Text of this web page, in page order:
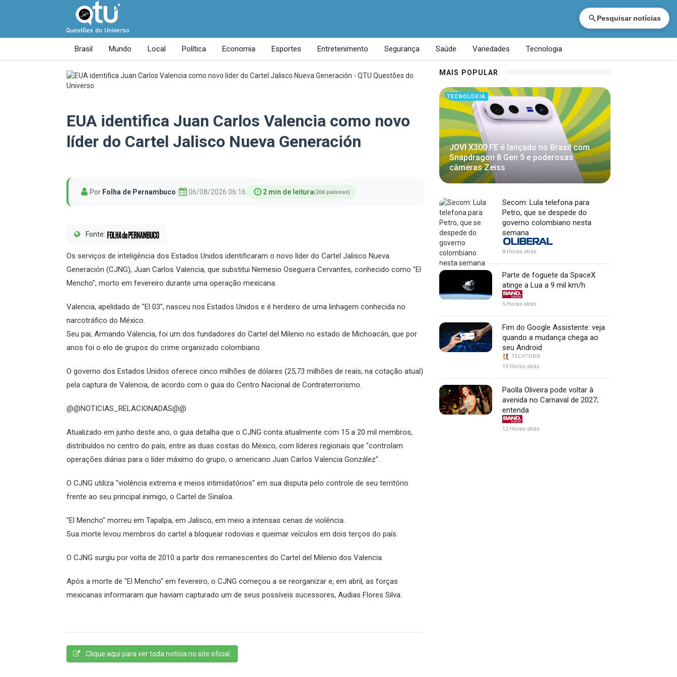
Pesquisar notícias
Brasil Mundo Local Política Economia Esportes Entretenimento Segurança Saúde Variedades Tecnologia
EUA identifica Juan Carlos Valencia como novo
líder do Cartel Jalisco Nueva Generación
Por Folha de Pernambuco 06/08/2026 06:16 2 min de leitura(266 palavras)
Fonte:
Os serviços de inteligência dos Estados Unidos identificaram o novo líder do Cartel Jalisco Nueva
Generación (CJNG), Juan Carlos Valencia, que substitui Nemesio Oseguera Cervantes, conhecido como "El
Mencho", morto em fevereiro durante uma operação mexicana.
Valencia, apelidado de "El 03", nasceu nos Estados Unidos e é herdeiro de uma linhagem conhecida no
narcotráfico do México.
Seu pai, Armando Valencia, foi um dos fundadores do Cartel del Milenio no estado de Michoacán, que por
anos foi o elo de grupos do crime organizado colombiano.
O governo dos Estados Unidos oferece cinco milhões de dólares (25,73 milhões de reais, na cotação atual)
pela captura de Valencia, de acordo com o guia do Centro Nacional de Contraterrorismo.
@@NOTICIAS_RELACIONADAS@@
Atualizado em junho deste ano, o guia detalha que o CJNG conta atualmente com 15 a 20 mil membros,
distribuídos no centro do país, entre as duas costas do México, com líderes regionais que "controlam
operações diárias para o líder máximo do grupo, o americano Juan Carlos Valencia González".
O CJNG utiliza "violência extrema e meios intimidatórios" em sua disputa pelo controle de seu território
frente ao seu principal inimigo, o Cartel de Sinaloa.
"El Mencho" morreu em Tapalpa, em Jalisco, em meio a intensas cenas de violência.
Sua morte levou membros do cartel a bloquear rodovias e queimar veículos em dois terços do país.
O CJNG surgiu por volta de 2010 a partir dos remanescentes do Cartel del Milenio dos Valencia.
Após a morte de "El Mencho" em fevereiro, o CJNG começou a se reorganizar e, em abril, as forças
mexicanas informaram que haviam capturado um de seus possíveis sucessores, Audias Flores Silva.
Clique aqui para ver toda notícia no site oficial.
MAIS POPULAR
TECNOLOGIA
JOVI X300 FE é lançado no Brasil com
Snapdragon 8 Gen 5 e poderosas
câmeras Zeiss
Secom: Lula telefona para
Petro, que se despede do
governo colombiano nesta
semana
8 Horas atrás
Parte de foguete da SpaceX
atinge a Lua a 9 mil km/h
5 Horas atrás
Fim do Google Assistente: veja
quando a mudança chega ao
seu Android
15 Horas atrás
Paolla Oliveira pode voltar à
avenida no Carnaval de 2027;
entenda
12 Horas atrás